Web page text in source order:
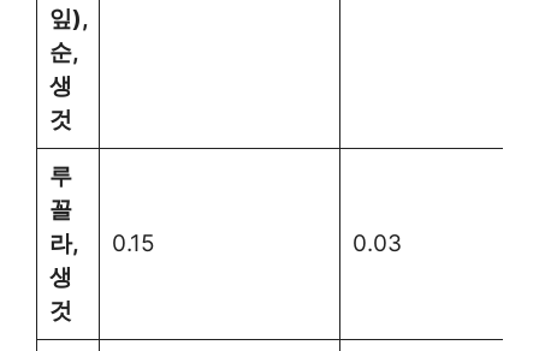
잎),
순,
생
것
루
꼴
라,
생
것
0.15 0.03